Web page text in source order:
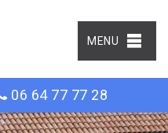
MENU
06 64 77 77 28